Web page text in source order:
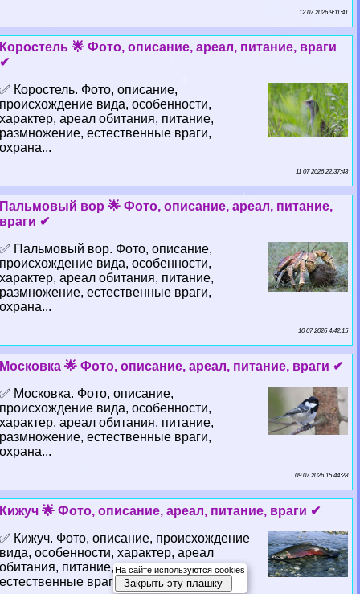
12 07 2026 9:11:41
Коростель 🌟 Фото, описание, ареал, питание, враги
✔
✅ Коростель. Фото, описание,
происхождение вида, особенности,
хаpaктер, ареал обитания, питание,
размножение, естественные враги,
охрана...
11 07 2026 22:37:43
Пальмовый вор 🌟 Фото, описание, ареал, питание,
враги ✔
✅ Пальмовый вор. Фото, описание,
происхождение вида, особенности,
хаpaктер, ареал обитания, питание,
размножение, естественные враги,
охрана...
10 07 2026 4:42:15
Московка 🌟 Фото, описание, ареал, питание, враги ✔
✅ Московка. Фото, описание,
происхождение вида, особенности,
хаpaктер, ареал обитания, питание,
размножение, естественные враги,
охрана...
09 07 2026 15:44:28
Кижуч 🌟 Фото, описание, ареал, питание, враги ✔
✅ Кижуч. Фото, описание, происхождение
вида, особенности, хаpaктер, ареал
обитания, питание, размножение,
естественные враги, охрана...
На сайте используются cookies
Закрыть эту плашку